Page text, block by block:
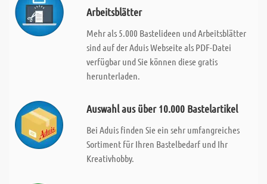
Arbeitsblätter
Mehr als 5.000 Bastelideen und Arbeitsblätter
sind auf der Aduis Webseite als PDF-Datei
verfügbar und Sie können diese gratis
herunterladen.
Auswahl aus über 10.000 Bastelartikel
Bei Aduis finden Sie ein sehr umfangreiches
Sortiment für Ihren Bastelbedarf und Ihr
Kreativhobby.